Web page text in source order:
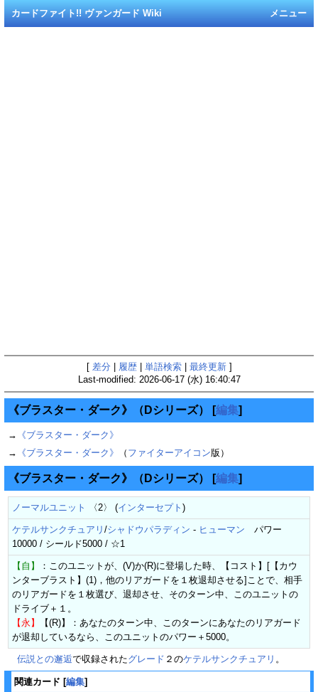
メニュー
カードファイト!! ヴァンガード Wiki
[ 差分 履歴| 単語検索| 最終更新]
Last-modified: 2026-06-17 (水) 16:40:47
《ブラスター・ダーク》（Dシリーズ） [編集]
→ 《ブラスター・ダーク》
→ 《ブラスター・ダーク》 （ ファイターアイコン版）
《ブラスター・ダーク》（Dシリーズ） [編集]
ノーマルユニット 〈2〉 (インターセプト )
ケテルサンクチュアリ /シャドウパラディン - ヒューマン パワー
10000 / シールド5000 / ☆1
【自】
：このユニットが、(V)か(R)に登場した時、【コスト】[【カウ
ンターブラスト】(1)，他のリアガードを１枚退却させる]ことで、相手
のリアガードを１枚選び、退却させ、そのターン中、このユニットの
ドライブ＋１。
【永】
【(R)】：あなたのターン中、このターンにあなたのリアガード
が退却しているなら、このユニットのパワー＋5000。
伝説との邂逅で収録されたグレード ２のケテルサンクチュアリ 。
関連カード [編集]